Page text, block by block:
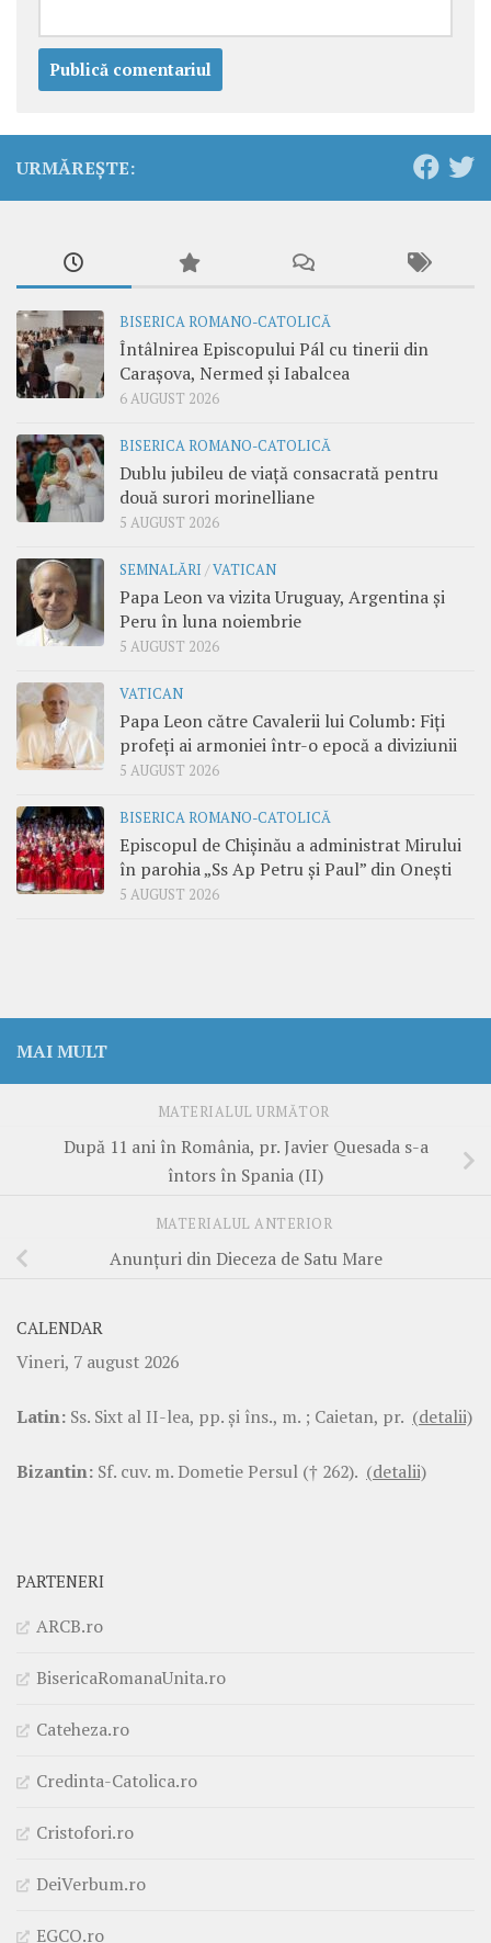
URMĂREȘTE:
BISERICA ROMANO-CATOLICĂ
Întâlnirea Episcopului Pál cu tinerii din
Carașova, Nermed și Iabalcea
6 AUGUST 2026
BISERICA ROMANO-CATOLICĂ
Dublu jubileu de viață consacrată pentru
două surori morinelliane
5 AUGUST 2026
SEMNALĂRI /VATICAN
Papa Leon va vizita Uruguay, Argentina și
Peru în luna noiembrie
5 AUGUST 2026
VATICAN
Papa Leon către Cavalerii lui Columb: Fiți
profeți ai armoniei într-o epocă a diviziunii
5 AUGUST 2026
BISERICA ROMANO-CATOLICĂ
Episcopul de Chișinău a administrat Mirului
în parohia „Ss Ap Petru și Paul” din Onești
5 AUGUST 2026
MAI MULT
MATERIALUL URMĂTOR
După 11 ani în România, pr. Javier Quesada s-a
întors în Spania (II)
MATERIALUL ANTERIOR
Anunțuri din Dieceza de Satu Mare
CALENDAR
Vineri, 7 august 2026
Latin: Ss. Sixt al II-lea, pp. şi îns., m. ; Caietan, pr. (detalii)
Bizantin: Sf. cuv. m. Dometie Persul († 262). (detalii)
PARTENERI
ARCB.ro
BisericaRomanaUnita.ro
Cateheza.ro
Credinta-Catolica.ro
Cristofori.ro
DeiVerbum.ro
EGCO.ro